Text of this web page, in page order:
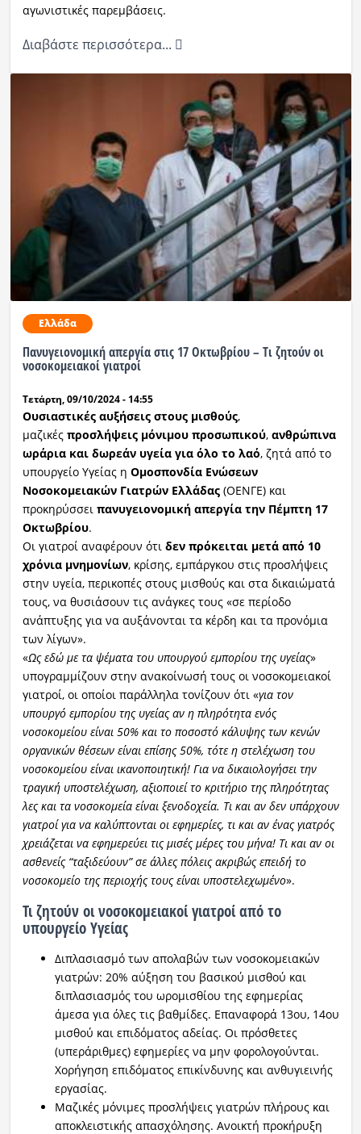
αγωνιστικές παρεμβάσεις.
Διαβάστε περισσότερα...
Ελλάδα
Πανυγειονομική απεργία στις 17 Οκτωβρίου – Τι ζητούν οι
νοσοκομειακοί γιατροί
Τετάρτη, 09/10/2024 - 14:55
Ουσιαστικές αυξήσεις στους μισθούς,
μαζικές προσλήψεις μόνιμου προσωπικού, ανθρώπινα
ωράρια και δωρεάν υγεία για όλο το λαό, ζητά από το
υπουργείο Υγείας η Ομοσπονδία Ενώσεων
Νοσοκομειακών Γιατρών Ελλάδας(ΟΕΝΓΕ) και
προκηρύσσει πανυγειονομική απεργία την Πέμπτη 17
Οκτωβρίου.
Οι γιατροί αναφέρουν ότι δεν πρόκειται μετά από 10
χρόνια μνημονίων, κρίσης, εμπάργκου στις προσλήψεις
στην υγεία, περικοπές στους μισθούς και στα δικαιώματά
τους, να θυσιάσουν τις ανάγκες τους «σε περίοδο
ανάπτυξης για να αυξάνονται τα κέρδη και τα προνόμια
των λίγων».
«Ως εδώ με τα ψέματα του υπουργού εμπορίου της υγείας»
υπογραμμίζουν στην ανακοίνωσή τους οι νοσοκομειακοί
γιατροί, οι οποίοι παράλληλα τονίζουν ότι «για τον
υπουργό εμπορίου της υγείας αν η πληρότητα ενός
νοσοκομείου είναι 50% και το ποσοστό κάλυψης των κενών
οργανικών θέσεων είναι επίσης 50%, τότε η στελέχωση του
νοσοκομείου είναι ικανοποιητική! Για να δικαιολογήσει την
τραγική υποστελέχωση, αξιοποιεί το κριτήριο της πληρότητας
λες και τα νοσοκομεία είναι ξενοδοχεία. Τι και αν δεν υπάρχουν
γιατροί για να καλύπτονται οι εφημερίες, τι και αν ένας γιατρός
χρειάζεται να εφημερεύει τις μισές μέρες του μήνα! Τι και αν οι
ασθενείς “ταξιδεύουν” σε άλλες πόλεις ακριβώς επειδή το
νοσοκομείο της περιοχής τους είναι υποστελεχωμένο».
Τι ζητούν οι νοσοκομειακοί γιατροί από το
υπουργείο Υγείας
Διπλασιασμό των απολαβών των νοσοκομειακών
γιατρών: 20% αύξηση του βασικού μισθού και
διπλασιασμός του ωρομισθίου της εφημερίας
άμεσα για όλες τις βαθμίδες. Επαναφορά 13ου, 14ου
μισθού και επιδόματος αδείας. Οι πρόσθετες
(υπεράριθμες) εφημερίες να μην φορολογούνται.
Χορήγηση επιδόματος επικίνδυνης και ανθυγιεινής
εργασίας.
Μαζικές μόνιμες προσλήψεις γιατρών πλήρους και
αποκλειστικής απασχόλησης. Ανοικτή προκήρυξη